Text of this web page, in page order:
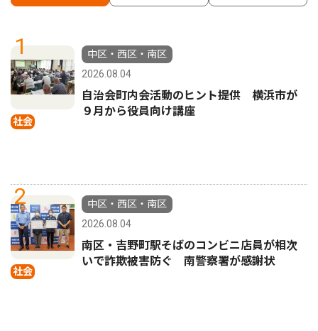
1
社会
中区・西区・南区
2026.08.04
自治会町内会活動のヒント提供 横浜市が
９月から役員向け講座
2
社会
中区・西区・南区
2026.08.04
南区・吉野町駅そばのコンビニ店員が相次
いで詐欺被害防ぐ 南警察署が感謝状